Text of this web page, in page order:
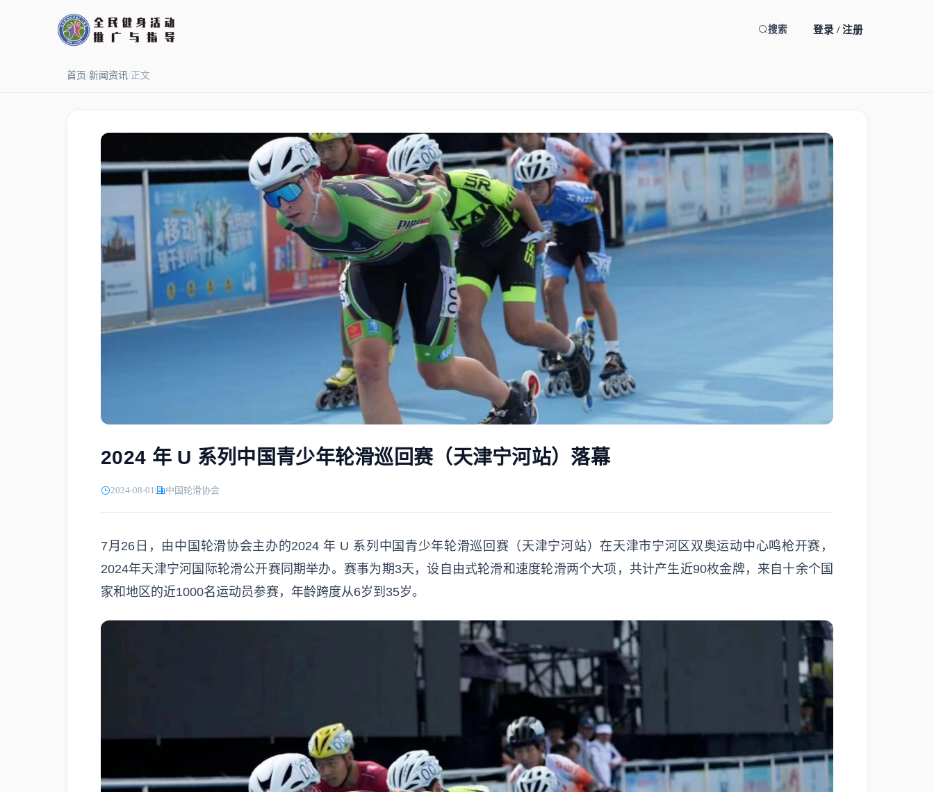
搜索 登录 / 注册
首页/新闻资讯/正文
2024 年 U 系列中国青少年轮滑巡回赛（天津宁河站）落幕
2024-08-01 中国轮滑协会
7月26日，由中国轮滑协会主办的2024 年 U 系列中国青少年轮滑巡回赛（天津宁河站）在天津市宁河区双奥运动中心鸣枪开赛，
2024年天津宁河国际轮滑公开赛同期举办。赛事为期3天，设自由式轮滑和速度轮滑两个大项，共计产生近90枚金牌，来自十余个国
家和地区的近1000名运动员参赛，年龄跨度从6岁到35岁。